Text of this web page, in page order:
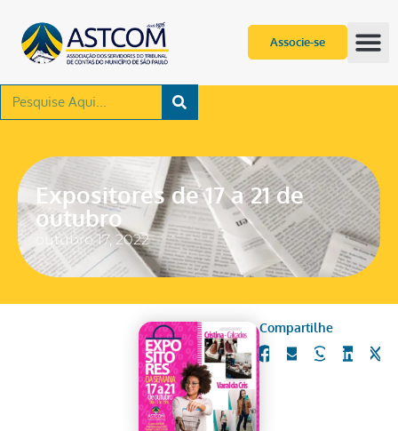
Associe-se
Expositores de 17 a 21 de
outubro
outubro 17, 2022
Compartilhe